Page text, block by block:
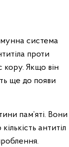
система
проти
кору. Якщо він
ще до появи
пам’яті. Вони
антитіл